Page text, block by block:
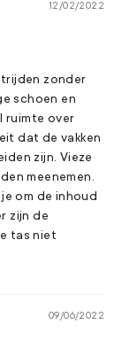
12/02/2022
zonder
schoen en
ruimte over
dat de vakken
zijn. Vieze
meenemen.
om de inhoud
zijn de
tas niet
09/06/2022